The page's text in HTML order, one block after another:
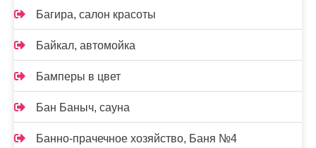
Багира, салон красоты
Байкал, автомойка
Бамперы в цвет
Бан Баныч, сауна
Банно-прачечное хозяйство, Баня №4